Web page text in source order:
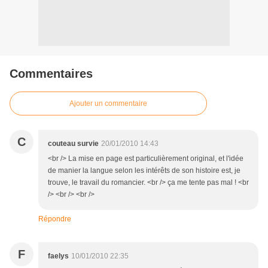
Commentaires
Ajouter un commentaire
C couteau survie 20/01/2010 14:43
<br /> La mise en page est particulièrement original, et l'idée
de manier la langue selon les intérêts de son histoire est, je
trouve, le travail du romancier. <br /> ça me tente pas mal ! <br
/> <br /> <br />
Répondre
F faelys 10/01/2010 22:35